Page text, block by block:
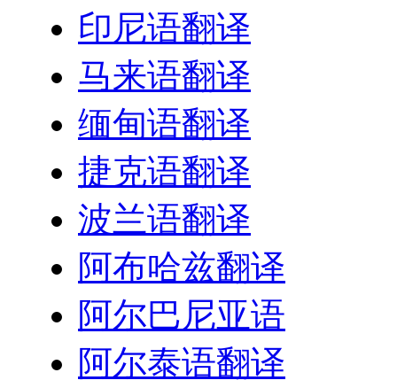
印尼语翻译
马来语翻译
缅甸语翻译
捷克语翻译
波兰语翻译
阿布哈兹翻译
阿尔巴尼亚语
阿尔泰语翻译